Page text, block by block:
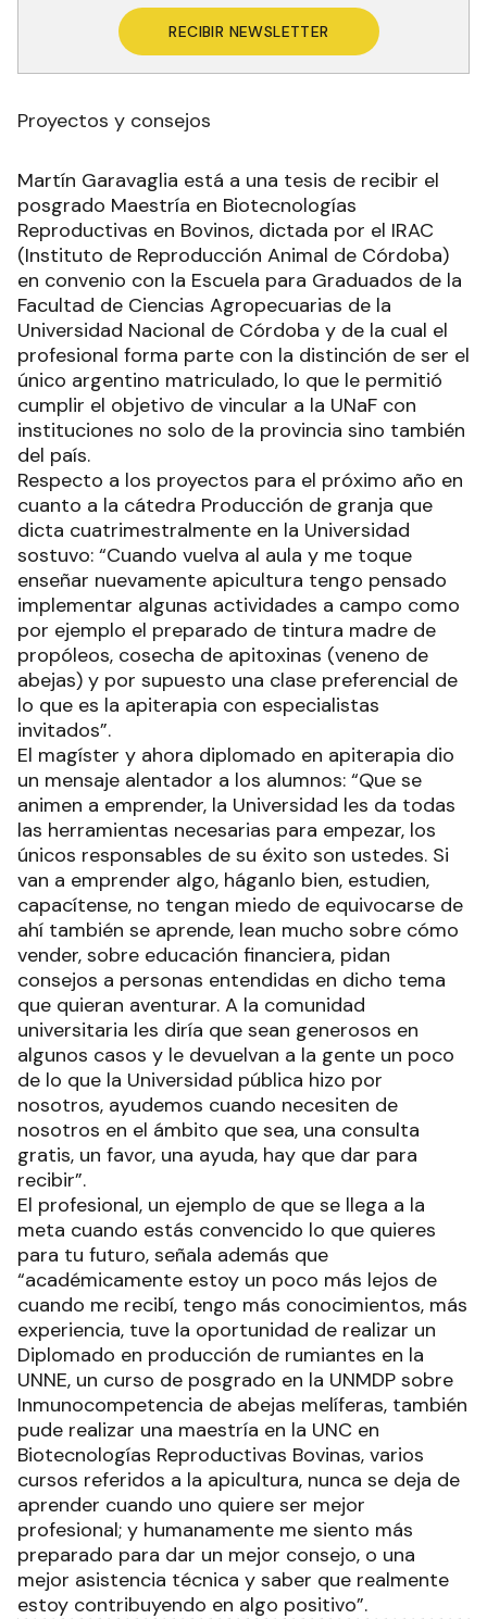
RECIBIR NEWSLETTER
Proyectos y consejos
Martín Garavaglia está a una tesis de recibir el
posgrado Maestría en Biotecnologías
Reproductivas en Bovinos, dictada por el IRAC
(Instituto de Reproducción Animal de Córdoba)
en convenio con la Escuela para Graduados de la
Facultad de Ciencias Agropecuarias de la
Universidad Nacional de Córdoba y de la cual el
profesional forma parte con la distinción de ser el
único argentino matriculado, lo que le permitió
cumplir el objetivo de vincular a la UNaF con
instituciones no solo de la provincia sino también
del país.
Respecto a los proyectos para el próximo año en
cuanto a la cátedra Producción de granja que
dicta cuatrimestralmente en la Universidad
sostuvo: “Cuando vuelva al aula y me toque
enseñar nuevamente apicultura tengo pensado
implementar algunas actividades a campo como
por ejemplo el preparado de tintura madre de
propóleos, cosecha de apitoxinas (veneno de
abejas) y por supuesto una clase preferencial de
lo que es la apiterapia con especialistas
invitados”.
El magíster y ahora diplomado en apiterapia dio
un mensaje alentador a los alumnos: “Que se
animen a emprender, la Universidad les da todas
las herramientas necesarias para empezar, los
únicos responsables de su éxito son ustedes. Si
van a emprender algo, háganlo bien, estudien,
capacítense, no tengan miedo de equivocarse de
ahí también se aprende, lean mucho sobre cómo
vender, sobre educación financiera, pidan
consejos a personas entendidas en dicho tema
que quieran aventurar. A la comunidad
universitaria les diría que sean generosos en
algunos casos y le devuelvan a la gente un poco
de lo que la Universidad pública hizo por
nosotros, ayudemos cuando necesiten de
nosotros en el ámbito que sea, una consulta
gratis, un favor, una ayuda, hay que dar para
recibir”.
El profesional, un ejemplo de que se llega a la
meta cuando estás convencido lo que quieres
para tu futuro, señala además que
“académicamente estoy un poco más lejos de
cuando me recibí, tengo más conocimientos, más
experiencia, tuve la oportunidad de realizar un
Diplomado en producción de rumiantes en la
UNNE, un curso de posgrado en la UNMDP sobre
Inmunocompetencia de abejas melíferas, también
pude realizar una maestría en la UNC en
Biotecnologías Reproductivas Bovinas, varios
cursos referidos a la apicultura, nunca se deja de
aprender cuando uno quiere ser mejor
profesional; y humanamente me siento más
preparado para dar un mejor consejo, o una
mejor asistencia técnica y saber que realmente
estoy contribuyendo en algo positivo”.